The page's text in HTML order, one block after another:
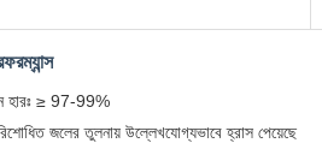
হারঃ ≥ 97-99%
জলের তুলনায় উল্লেখযোগ্যভাবে হ্রাস পেয়েছে